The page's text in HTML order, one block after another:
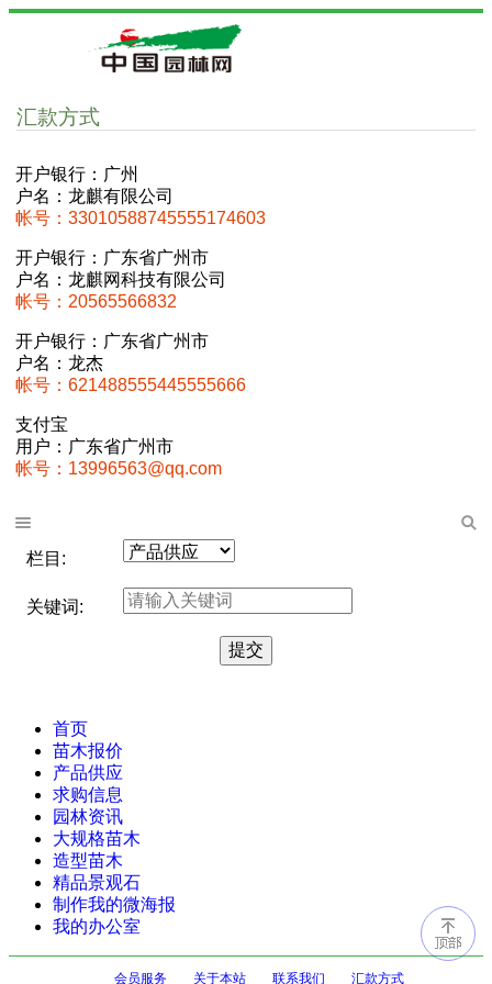
汇款方式
开户银行：广州
户名：龙麒有限公司
帐号：33010588745555174603
开户银行：广东省广州市
户名：龙麒网科技有限公司
帐号：20565566832
开户银行：广东省广州市
户名：龙杰
帐号：621488555445555666
支付宝
用户：广东省广州市
帐号：13996563@qq.com
栏目:
关键词:
首页
苗木报价
产品供应
求购信息
园林资讯
大规格苗木
造型苗木
精品景观石
制作我的微海报
我的办公室
会员服务 关于本站 联系我们 汇款方式